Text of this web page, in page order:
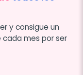
y consigue un
mes por ser